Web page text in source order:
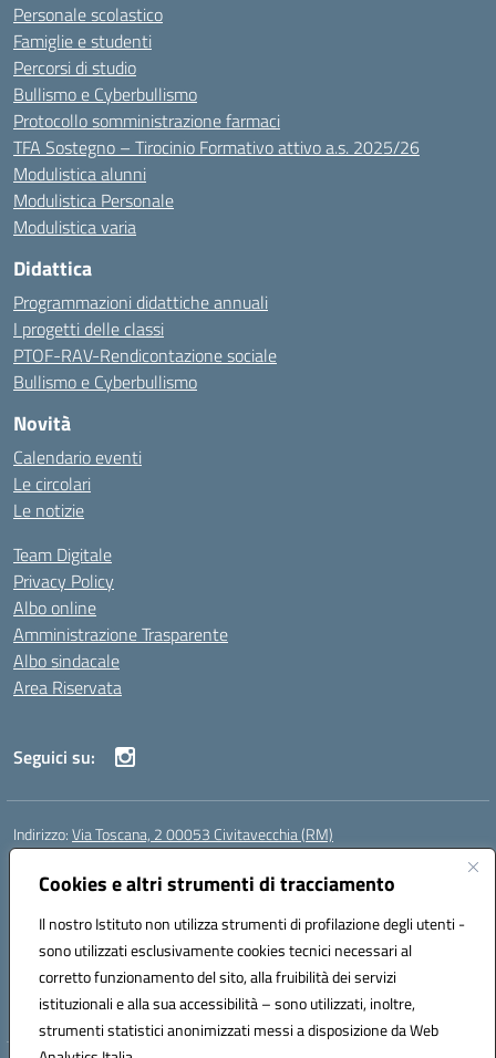
Cookies e altri strumenti di tracciamento
Il nostro Istituto non utilizza strumenti di profilazione degli utenti -
sono utilizzati esclusivamente cookies tecnici necessari al
corretto funzionamento del sito, alla fruibilità dei servizi
istituzionali e alla sua accessibilità – sono utilizzati, inoltre,
strumenti statistici anonimizzati messi a disposizione da Web
Personale scolastico
Famiglie e studenti
Percorsi di studio
Bullismo e Cyberbullismo
Protocollo somministrazione farmaci
TFA Sostegno – Tirocinio Formativo attivo a.s. 2025/26
Modulistica alunni
Modulistica Personale
Modulistica varia
Didattica
Programmazioni didattiche annuali
I progetti delle classi
PTOF-RAV-Rendicontazione sociale
Bullismo e Cyberbullismo
Novità
Calendario eventi
Le circolari
Le notizie
Team Digitale
Privacy Policy
Albo online
Amministrazione Trasparente
Albo sindacale
Area Riservata
Seguici su:
Indirizzo:Via Toscana, 2 00053 Civitavecchia (RM)
Centralino:
Posta elettronica certificata (PEC):rmic8b900g@pec.istruzione.it
Codice fiscale: 91038380589
Codice meccanografico:RMIC8B900G
Codice Indice delle Pubbliche Amministrazioni (IPA): istsc_rmic8b900g
Codice unico di fatturazione (CUF): UFP4NO